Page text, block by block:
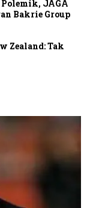
Polemik, JAGA
Bakrie Group
Zealand: Tak